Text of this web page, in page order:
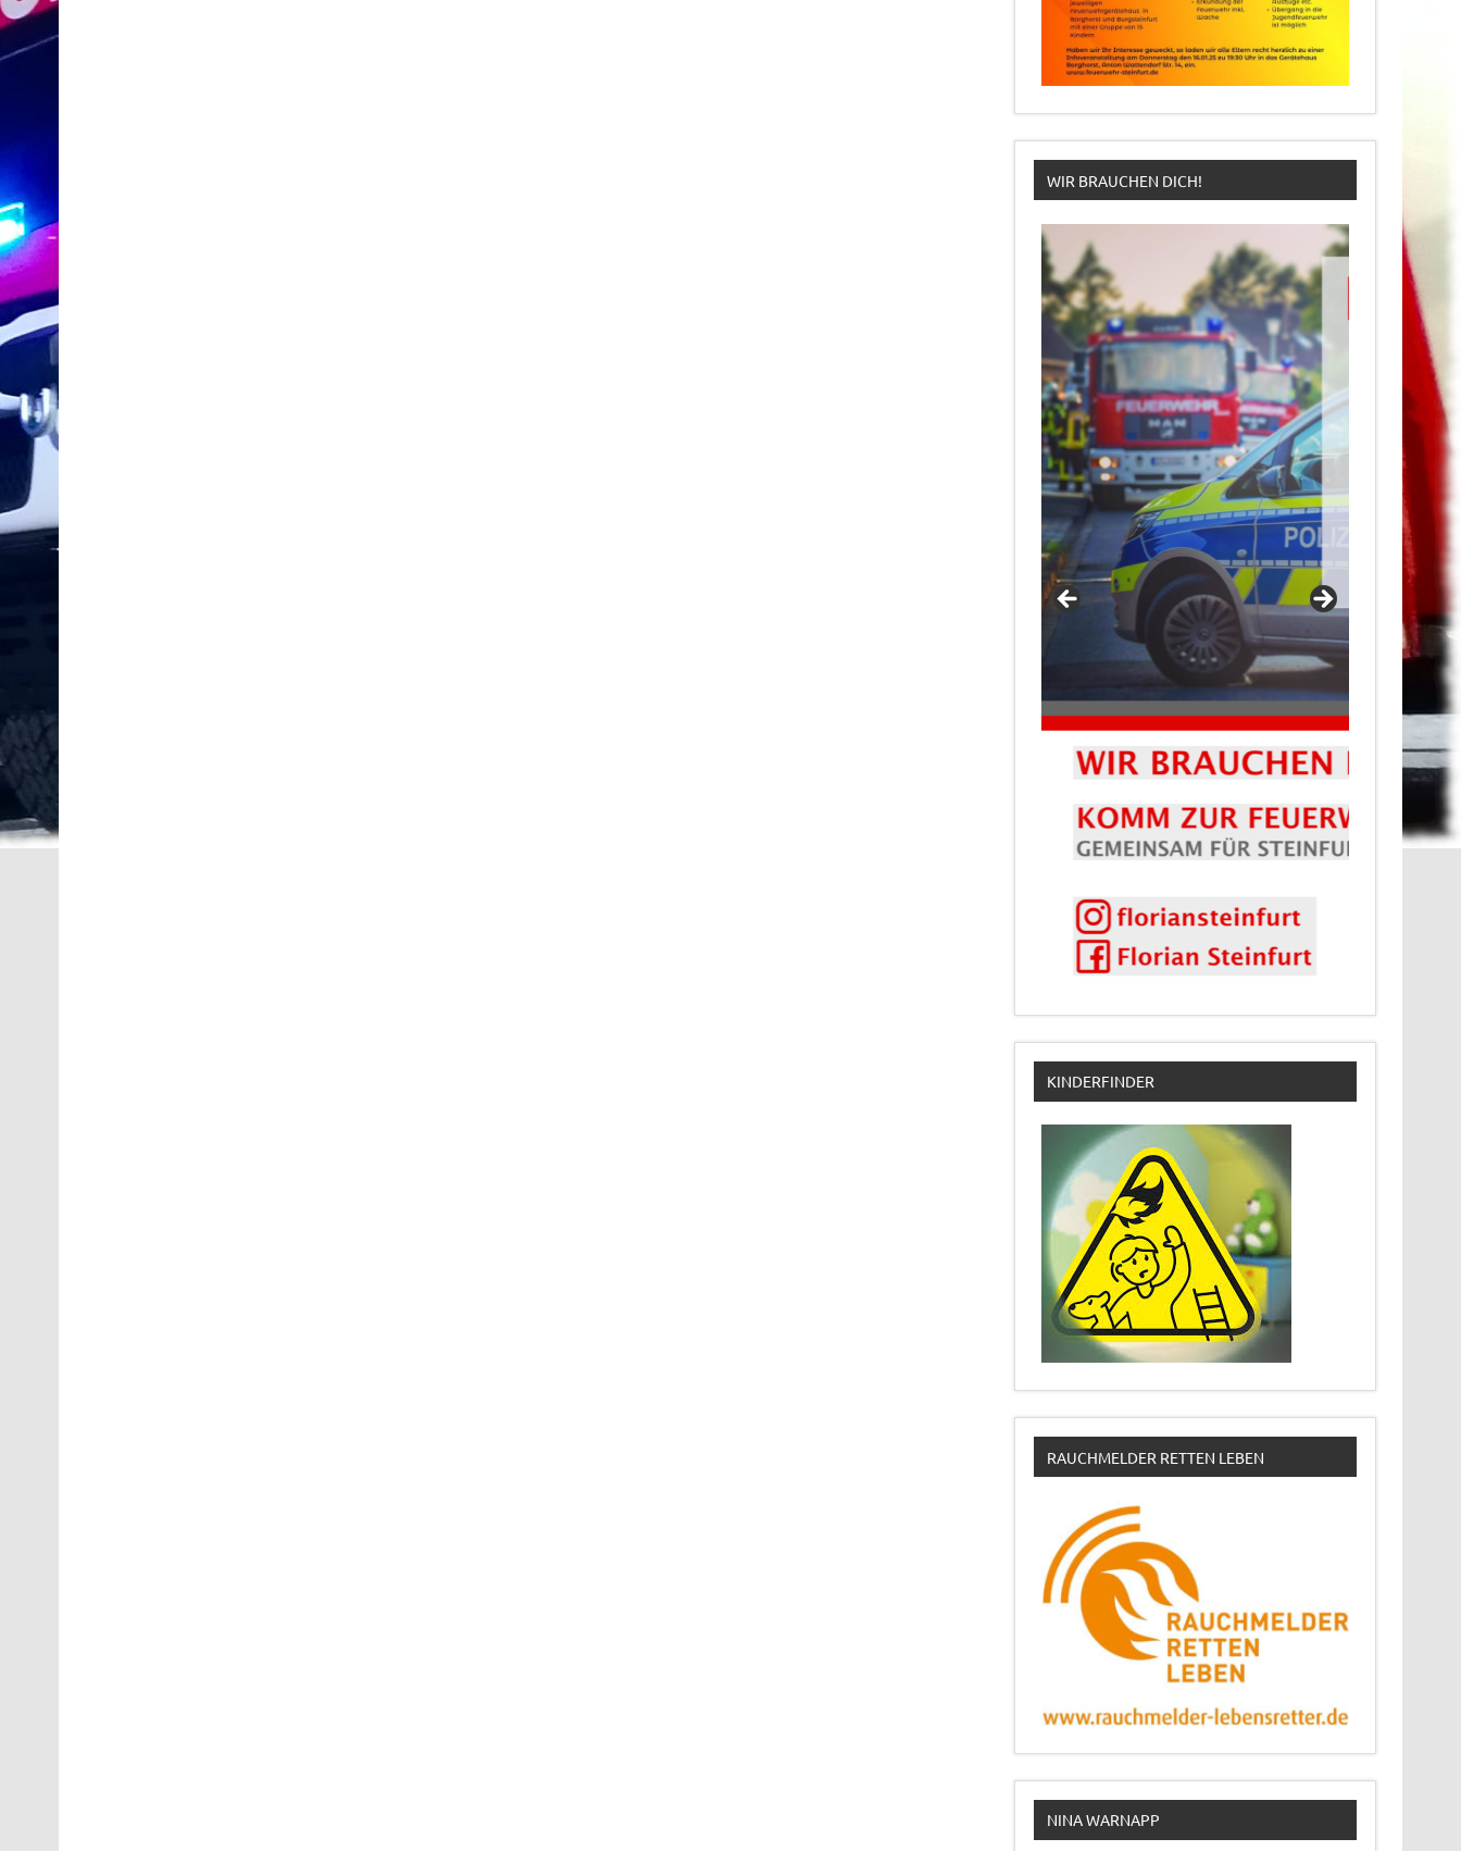
WIR BRAUCHEN DICH!
KINDERFINDER
RAUCHMELDER RETTEN LEBEN
NINA WARNAPP